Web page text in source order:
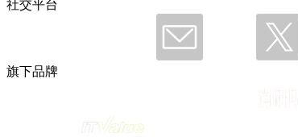
社交平台
旗下品牌